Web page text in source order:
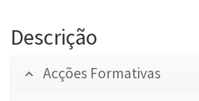
Descrição
Acções Formativas